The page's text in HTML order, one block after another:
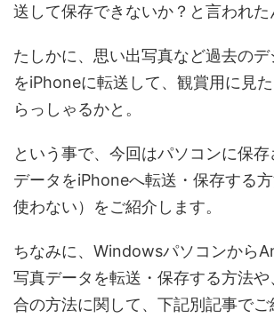
送して保存できないか？と言われた
たしかに、思い出写真など過去のデ
をiPhoneに転送して、観賞用に見
らっしゃるかと。
という事で、今回はパソコンに保
データをiPhoneへ転送・保存する
使わない）をご紹介します。
ちなみに、Windowsパソコンから
写真データを転送・保存する方法
合の方法に関して、下記別記事でご